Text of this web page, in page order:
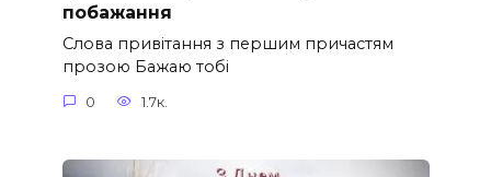
побажання
Слова привітання з першим причастям
прозою Бажаю тобі
0 1.7к.